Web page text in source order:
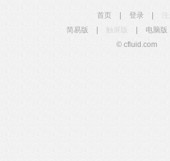
首页 登录
简易版
触屏版 电脑版
© cfluid.com